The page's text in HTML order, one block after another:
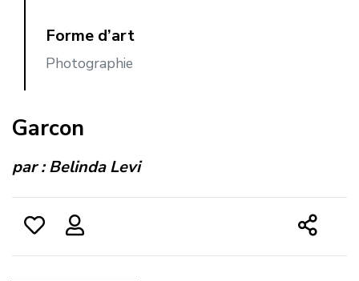
Forme d’art
Photographie
Garcon
par :Belinda Levi